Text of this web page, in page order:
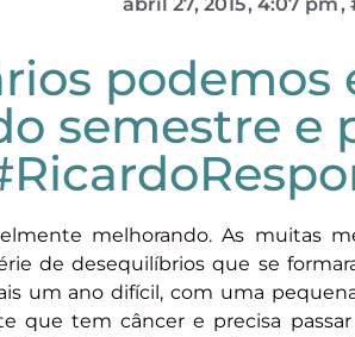
podemos
semestre e
melhorando. As muitas
de desequilíbrios que se
um ano difícil, com uma
que tem câncer e precisa